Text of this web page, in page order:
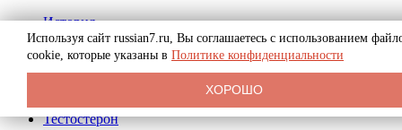
История
Биография
Криминал
Реклама на сайте
Тестостерон
Используя сайт russian7.ru, Вы соглашаетесь с использованием
cookie, которые указаны в Политике конфиденциальности
ХОРОШО